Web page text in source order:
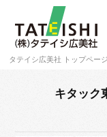
タテイシ広美社 トップページ
キタック